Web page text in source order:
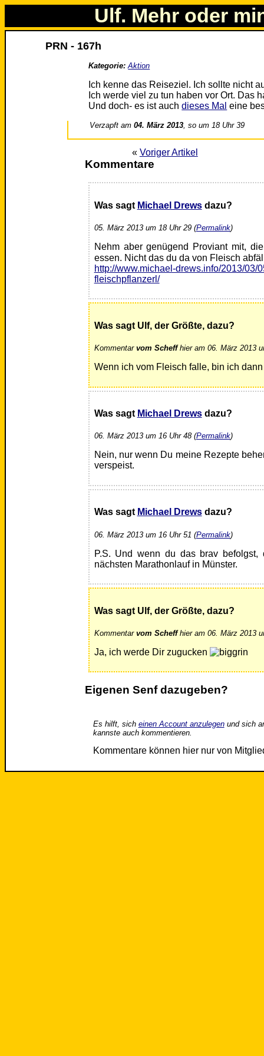
Ulf. Mehr oder
PRN - 167h
Kategorie: Aktion
Ich kenne das Reiseziel. Ich sollte nicht
Ich werde viel zu tun haben vor Ort. Das
Und doch- es ist auchdieses Mal eine
Verzapft am04. März 2013, so um 18 Uhr 39
« Voriger Artikel
Kommentare
Was sagt Michael Drewsdazu?
05. März 2013 um 18 Uhr 29 (Permalink)
Nehm aber genügend Proviant mit,
essen. Nicht das du da von Fleisch
http://www.michael-drews.info/2013/03/
fleischpflanzerl/
Was sagt Ulf, der Größte, dazu?
Kommentar vom Scheffhier am 06. März 2013
Wenn ich vom Fleisch falle, bin ich
Was sagt Michael Drewsdazu?
06. März 2013 um 16 Uhr 48 (Permalink)
Nein, nur wenn Du meine Rezepte
verspeist.
Was sagt Michael Drewsdazu?
06. März 2013 um 16 Uhr 51 (Permalink)
P.S. Und wenn du das brav
nächsten Marathonlauf in Münster.
Was sagt Ulf, der Größte, dazu?
Kommentar vom Scheffhier am 06. März 2013
Ja, ich werde Dir zugucken
Eigenen Senf dazugeben?
Es hilft, sich einen Account anzulegenund sich
kannste auch kommentieren.
Kommentare können hier nur von